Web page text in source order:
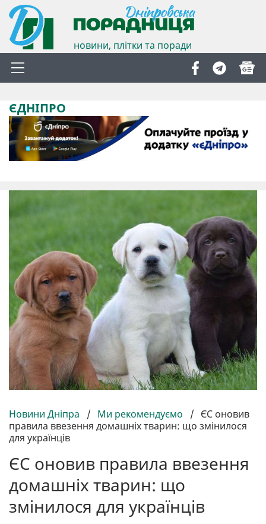
новини, плітки та поради
ЄДНІПРО
Новини Дніпра / Ми рекомендуємо / ЄС оновив
правила ввезення домашніх тварин: що змінилося
для українців
ЄС оновив правила ввезення
домашніх тварин: що
змінилося для українців